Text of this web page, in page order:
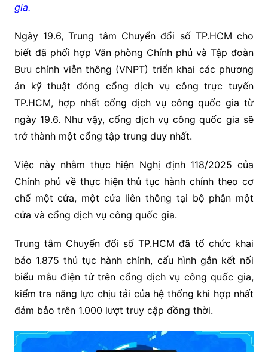
gia.
Ngày 19.6, Trung tâm Chuyển đổi số TP.HCM cho
biết đã phối hợp Văn phòng Chính phủ và Tập đoàn
Bưu chính viễn thông (VNPT) triển khai các phương
án kỹ thuật đóng cổng dịch vụ công trực tuyến
TP.HCM, hợp nhất cổng dịch vụ công quốc gia từ
ngày 19.6. Như vậy, cổng dịch vụ công quốc gia sẽ
trở thành một cổng tập trung duy nhất.
Việc này nhằm thực hiện Nghị định 118/2025 của
Chính phủ về thực hiện thủ tục hành chính theo cơ
chế một cửa, một cửa liên thông tại bộ phận một
cửa và cổng dịch vụ công quốc gia.
Trung tâm Chuyển đổi số TP.HCM đã tổ chức khai
báo 1.875 thủ tục hành chính, cấu hình gắn kết nối
biểu mẫu điện tử trên cổng dịch vụ công quốc gia,
kiểm tra năng lực chịu tải của hệ thống khi hợp nhất
đảm bảo trên 1.000 lượt truy cập đồng thời.